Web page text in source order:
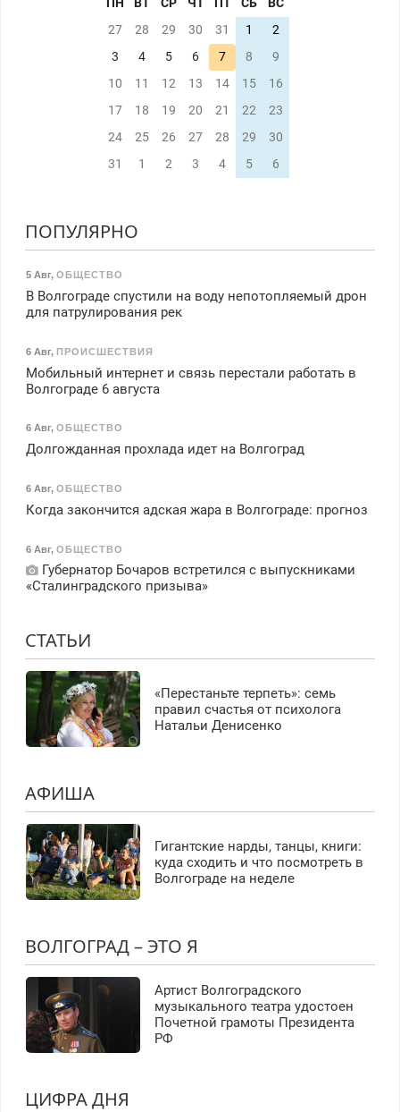
ПН ВТ СР ЧТ ПТ СБ
ВС
27
28 29 30 31 1
2
3
4 5 6 7 8
9
10
11 12 13 14 15
16
17
18 19 20 21 22
23
24
25 26 27 28 29
30
31
1 2 3 4 5 6
ПОПУЛЯРНО
5 Авг, ОБЩЕСТВО
В Волгограде спустили на воду непотопляемый дрон
для патрулирования рек
6 Авг, ПРОИСШЕСТВИЯ
Мобильный интернет и связь перестали работать в
Волгограде 6 августа
6 Авг, ОБЩЕСТВО
Долгожданная прохлада идет на Волгоград
6 Авг, ОБЩЕСТВО
Когда закончится адская жара в Волгограде: прогноз
6 Авг, ОБЩЕСТВО
Губернатор Бочаров встретился с выпускниками
«Сталинградского призыва»
СТАТЬИ
«Перестаньте терпеть»: семь
правил счастья от психолога
Натальи Денисенко
АФИША
Гигантские нарды, танцы, книги:
куда сходить и что посмотреть в
Волгограде на неделе
ВОЛГОГРАД – ЭТО Я
Артист Волгоградского
музыкального театра удостоен
Почетной грамоты Президента
РФ
ЦИФРА ДНЯ